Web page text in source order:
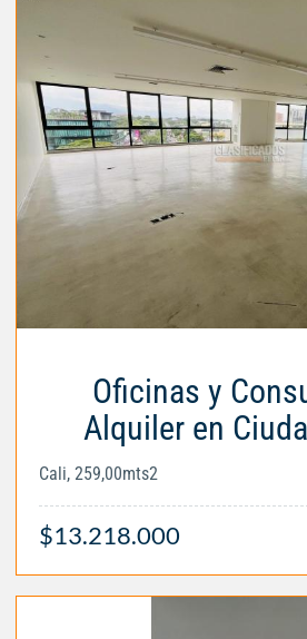
Oficinas y
Alquiler en
Cali, 259,00mts2
$13.218.000